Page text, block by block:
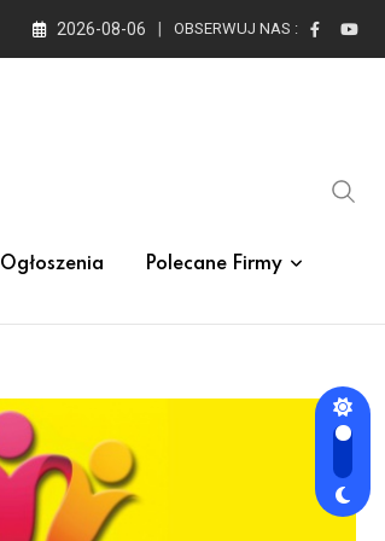
2026-08-06 OBSERWUJ NAS :
Ogłoszenia Polecane Firmy